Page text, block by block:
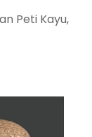
Peti Kayu,